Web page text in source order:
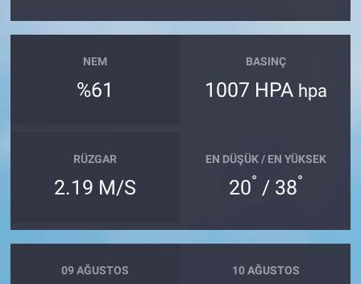
NEM
%61
BASINÇ
1007 HPA hpa
RÜZGAR
2.19 M/S
EN DÜŞÜK / EN YÜKSEK
20° / 38°
09 AĞUSTOS 10 AĞUSTOS